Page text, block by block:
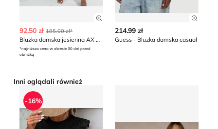
Zobacz szczegóły produktu
92.50 zł 185.00 zł*
Bluzka damska jesienna AX Paris
*najniższa cena w okresie 30 dni przed
obniżką
214.99 zł
Guess - Bluzka damska casual
Inni oglądali również
Bluzka damska casual Intimica
-16%